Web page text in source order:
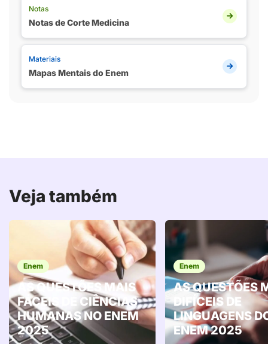
Notas
Notas de Corte Medicina
Materiais
Mapas Mentais do Enem
Veja também
Enem
AS QUESTÕES MAIS
FÁCEIS DE CIÊNCIAS
HUMANAS NO ENEM
2025
Enem
AS QUESTÕES
DIFÍCEIS DE
LINGUAGENS
ENEM 2025